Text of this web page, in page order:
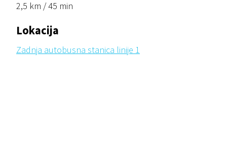
2,5 km / 45 min
Lokacija
Zadnja autobusna stanica linije 1